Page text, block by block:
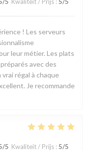
! Les serveurs
leur métier. Les plats
avec des
régal à chaque
Je recommande
/5 Kwaliteit / Prijs : 5/5